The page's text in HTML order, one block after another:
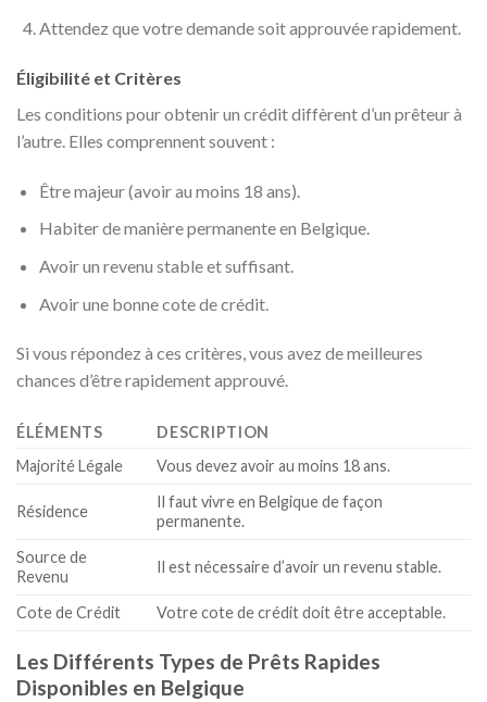
Attendez que votre demande soit approuvée rapidement.
Éligibilité et Critères
Les conditions pour obtenir un crédit diffèrent d’un prêteur à
l’autre. Elles comprennent souvent :
Être majeur (avoir au moins 18 ans).
Habiter de manière permanente en Belgique.
Avoir un revenu stable et suffisant.
Avoir une bonne cote de crédit.
Si vous répondez à ces critères, vous avez de meilleures
chances d’être rapidement approuvé.
ÉLÉMENTS
DESCRIPTION
Majorité Légale
Vous devez avoir au moins 18 ans.
Résidence
Il faut vivre en Belgique de façon
permanente.
Source de
Revenu
Il est nécessaire d’avoir un revenu stable.
Cote de Crédit Votre cote de crédit doit être acceptable.
Les Différents Types de Prêts Rapides
Disponibles en Belgique